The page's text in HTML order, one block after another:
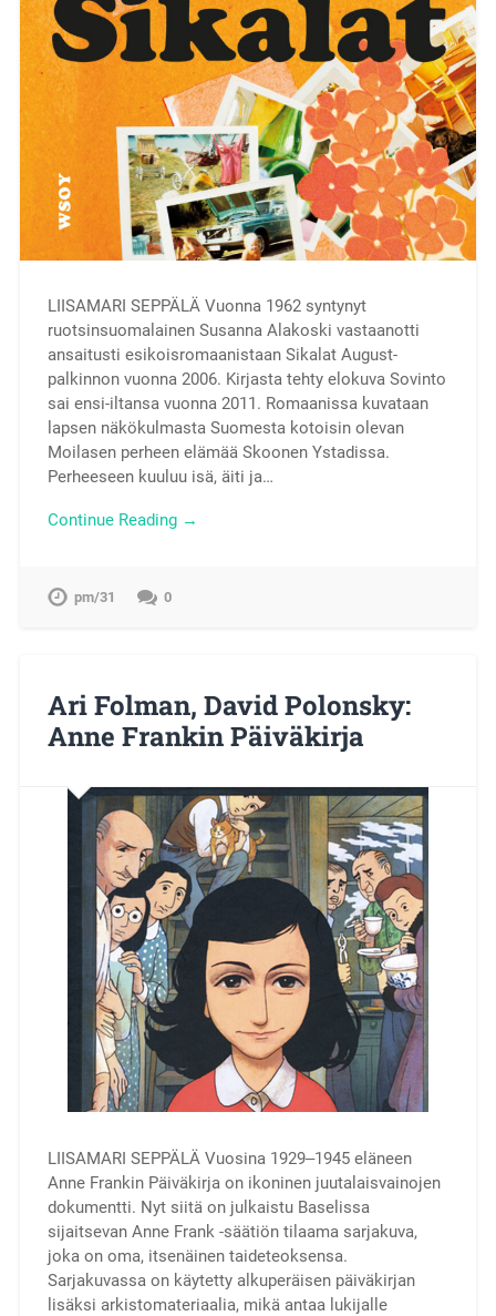
LIISAMARI SEPPÄLÄ Vuonna 1962 syntynyt
ruotsinsuomalainen Susanna Alakoski vastaanotti
ansaitusti esikoisromaanistaan Sikalat August-
palkinnon vuonna 2006. Kirjasta tehty elokuva Sovinto
sai ensi-iltansa vuonna 2011. Romaanissa kuvataan
lapsen näkökulmasta Suomesta kotoisin olevan
Moilasen perheen elämää Skoonen Ystadissa.
Perheeseen kuuluu isä, äiti ja…
Continue Reading →
pm/31 0
Ari Folman, David Polonsky:
Anne Frankin Päiväkirja
LIISAMARI SEPPÄLÄ Vuosina 1929‒1945 eläneen
Anne Frankin Päiväkirja on ikoninen juutalaisvainojen
dokumentti. Nyt siitä on julkaistu Baselissa
sijaitsevan Anne Frank -säätiön tilaama sarjakuva,
joka on oma, itsenäinen taideteoksensa.
Sarjakuvassa on käytetty alkuperäisen päiväkirjan
lisäksi arkistomateriaalia, mikä antaa lukijalle